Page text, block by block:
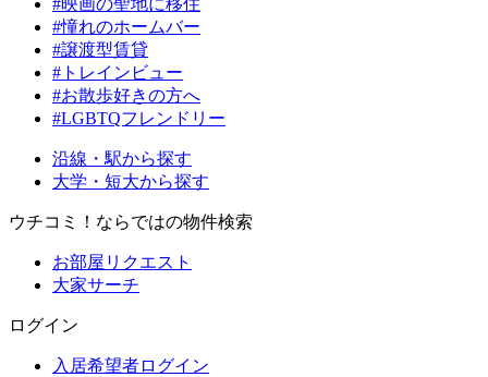
#映画の聖地に移住
#憧れのホームバー
#譲渡型賃貸
#トレインビュー
#お散歩好きの方へ
#LGBTQフレンドリー
沿線・駅から探す
大学・短大から探す
ウチコミ！ならではの物件検索
お部屋リクエスト
大家サーチ
ログイン
入居希望者ログイン